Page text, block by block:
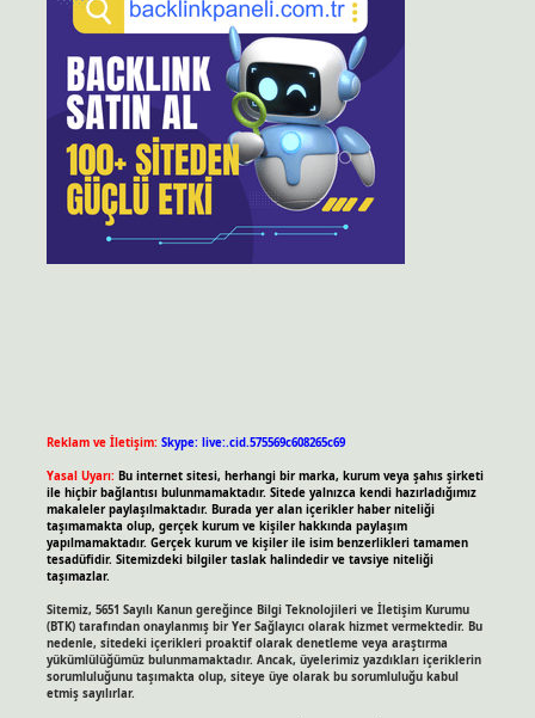
Reklam ve İletişim: Skype: live:.cid.575569c608265c69
Yasal Uyarı: Bu internet sitesi, herhangi bir marka, kurum veya şahıs şirketi
ile hiçbir bağlantısı bulunmamaktadır. Sitede yalnızca kendi hazırladığımız
makaleler paylaşılmaktadır. Burada yer alan içerikler haber niteliği
taşımamakta olup, gerçek kurum ve kişiler hakkında paylaşım
yapılmamaktadır. Gerçek kurum ve kişiler ile isim benzerlikleri tamamen
tesadüfidir. Sitemizdeki bilgiler taslak halindedir ve tavsiye niteliği
taşımazlar.
Sitemiz, 5651 Sayılı Kanun gereğince Bilgi Teknolojileri ve İletişim Kurumu
(BTK) tarafından onaylanmış bir Yer Sağlayıcı olarak hizmet vermektedir. Bu
nedenle, sitedeki içerikleri proaktif olarak denetleme veya araştırma
yükümlülüğümüz bulunmamaktadır. Ancak, üyelerimiz yazdıkları içeriklerin
sorumluluğunu taşımakta olup, siteye üye olarak bu sorumluluğu kabul
etmiş sayılırlar.